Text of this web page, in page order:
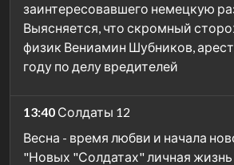
заинтересовавшего немецкую
Выясняется, что скромный
физик Вениамин Шубников,
году по делу вредителей
13:40 Солдаты 12
Весна - время любви и начала
"Новых "Солдатах" личная жизнь